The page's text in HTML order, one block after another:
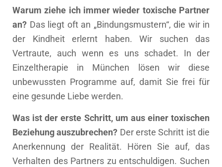
Warum ziehe ich immer wieder toxische Partner
an? Das liegt oft an „Bindungsmustern“, die wir in
der Kindheit erlernt haben. Wir suchen das
Vertraute, auch wenn es uns schadet. In der
Einzeltherapie in München lösen wir diese
unbewussten Programme auf, damit Sie frei für
eine gesunde Liebe werden.
Was ist der erste Schritt, um aus einer toxischen
Beziehung auszubrechen? Der erste Schritt ist die
Anerkennung der Realität. Hören Sie auf, das
Verhalten des Partners zu entschuldigen. Suchen